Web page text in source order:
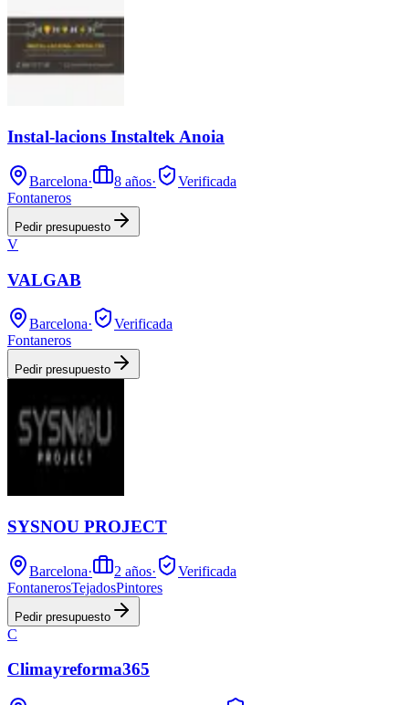
Instal-lacions Instaltek Anoia
Barcelona· 8 años·
Verificada
Fontaneros
Pedir presupuesto
V
VALGAB
Barcelona·
Verificada
Fontaneros
Pedir presupuesto
SYSNOU PROJECT
Barcelona· 2 años·
Verificada
FontanerosTejadosPintores
Pedir presupuesto
C
Climayreforma365